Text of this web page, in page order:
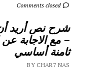
Comments closed
شرح نص أريد
– مع الاجابة عن
ثامنة أساسي
BY CHAR7 NAS